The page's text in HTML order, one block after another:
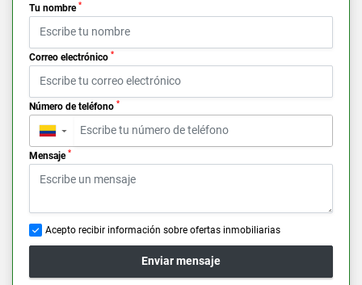
Tu nombre *
Correo electrónico *
Número de teléfono *
▼
Mensaje *
Acepto recibir información sobre ofertas inmobiliarias
Enviar mensaje